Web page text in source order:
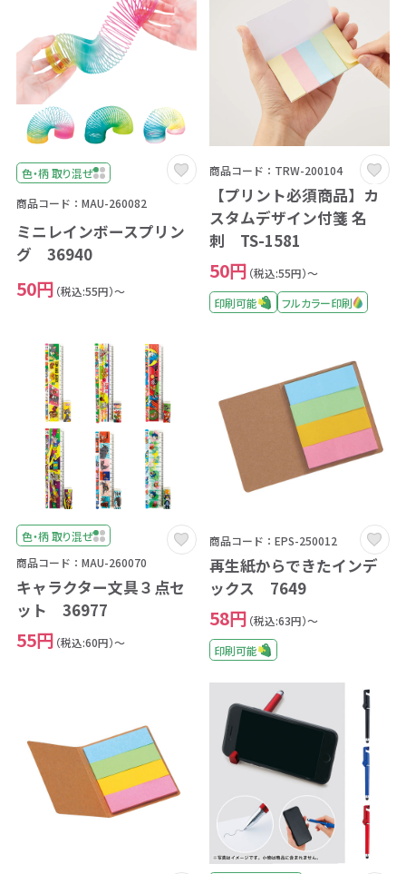
色・柄 取り混ぜ
商品コード：MAU-260082
ミニレインボースプリン
グ 36940
50円 （税込:55円）～
商品コード：TRW-200104
【プリント必須商品】カ
スタムデザイン付箋 名
刺 TS-1581
50円 （税込:55円）～
印刷可能
フルカラー印刷
色・柄 取り混ぜ
商品コード：MAU-260070
キャラクター文具３点セ
ット 36977
55円 （税込:60円）～
商品コード：EPS-250012
再生紙からできたインデ
ックス 7649
58円 （税込:63円）～
印刷可能